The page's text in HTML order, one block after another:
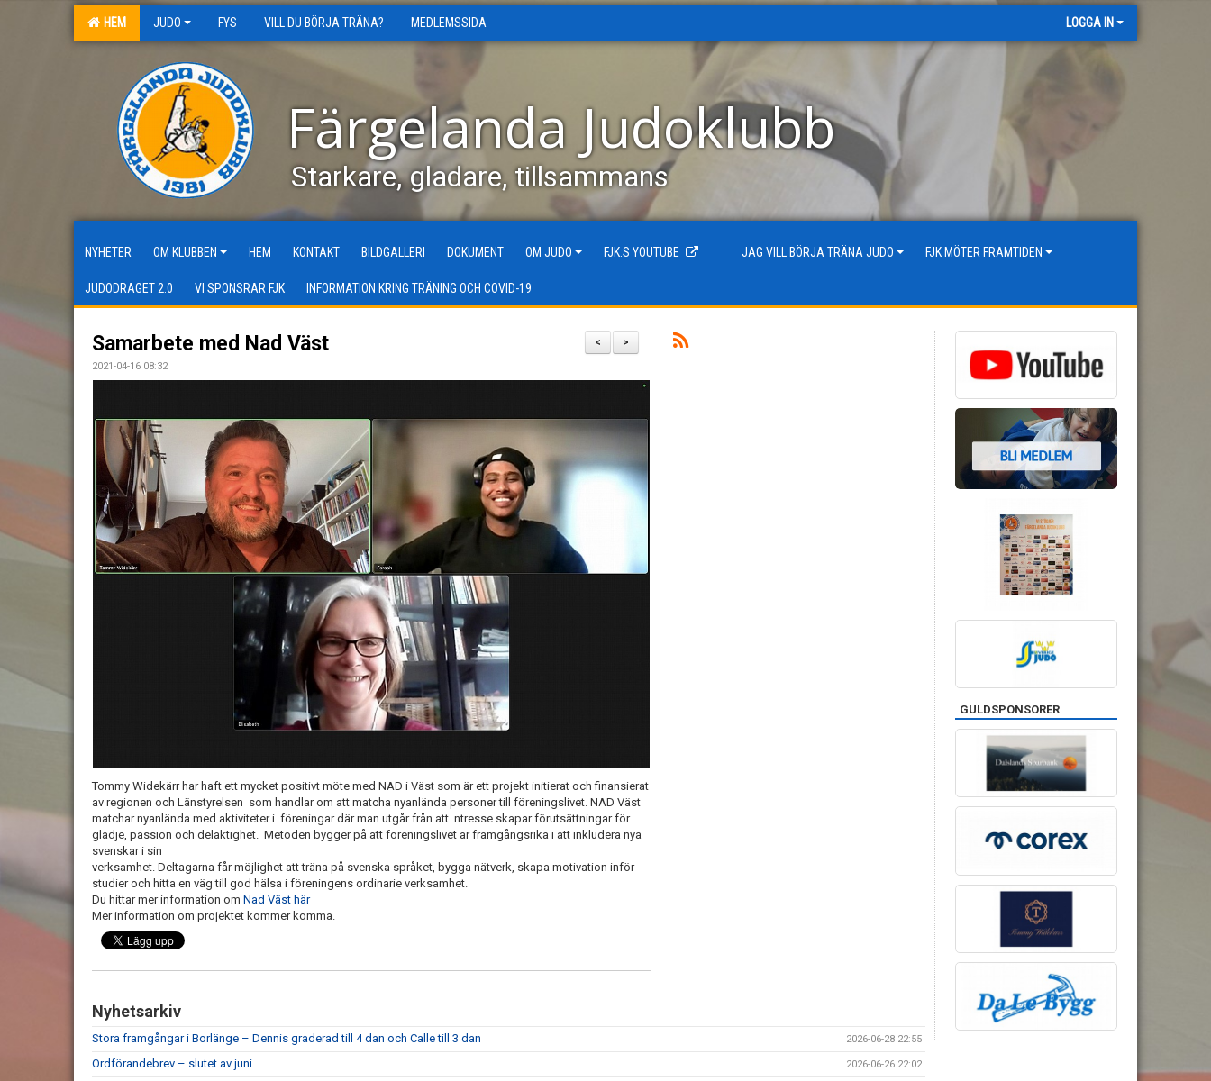
HEM JUDO FYS VILL DU BÖRJA TRÄNA? MEDLEMSSIDA LOGGA IN
Färgelanda Judoklubb
Starkare, gladare, tillsammans
NYHETER OM KLUBBEN HEM KONTAKT BILDGALLERI DOKUMENT OM JUDO FJK:S YOUTUBE JAG VILL BÖRJA TRÄNA JUDO FJK MÖTER FRAMTIDEN
JUDODRAGET 2.0 VI SPONSRAR FJK INFORMATION KRING TRÄNING OCH COVID-19
>
<
Samarbete med Nad Väst
2021-04-16 08:32
Tommy Widekärr har haft ett mycket positivt möte med NAD i Väst som är ett projekt initierat och finansierat
av regionen och Länstyrelsen som handlar om att matcha nyanlända personer till föreningslivet. NAD Väst
matchar nyanlända med aktiviteter i föreningar där man utgår från att ntresse skapar förutsättningar för
glädje, passion och delaktighet. Metoden bygger på att föreningslivet är framgångsrika i att inkludera nya
svenskar i sin
verksamhet. Deltagarna får möjlighet att träna på svenska språket, bygga nätverk, skapa motivation inför
studier och hitta en väg till god hälsa i föreningens ordinarie verksamhet.
Du hittar mer information om Nad Väst här
Mer information om projektet kommer komma.
Nyhetsarkiv
Stora framgångar i Borlänge – Dennis graderad till 4 dan och Calle till 3 dan 2026-06-28 22:55
Ordförandebrev – slutet av juni 2026-06-26 22:02
GULDSPONSORER